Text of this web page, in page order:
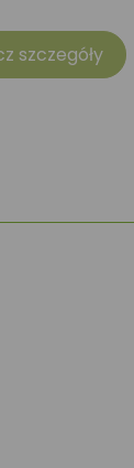
szczegóły